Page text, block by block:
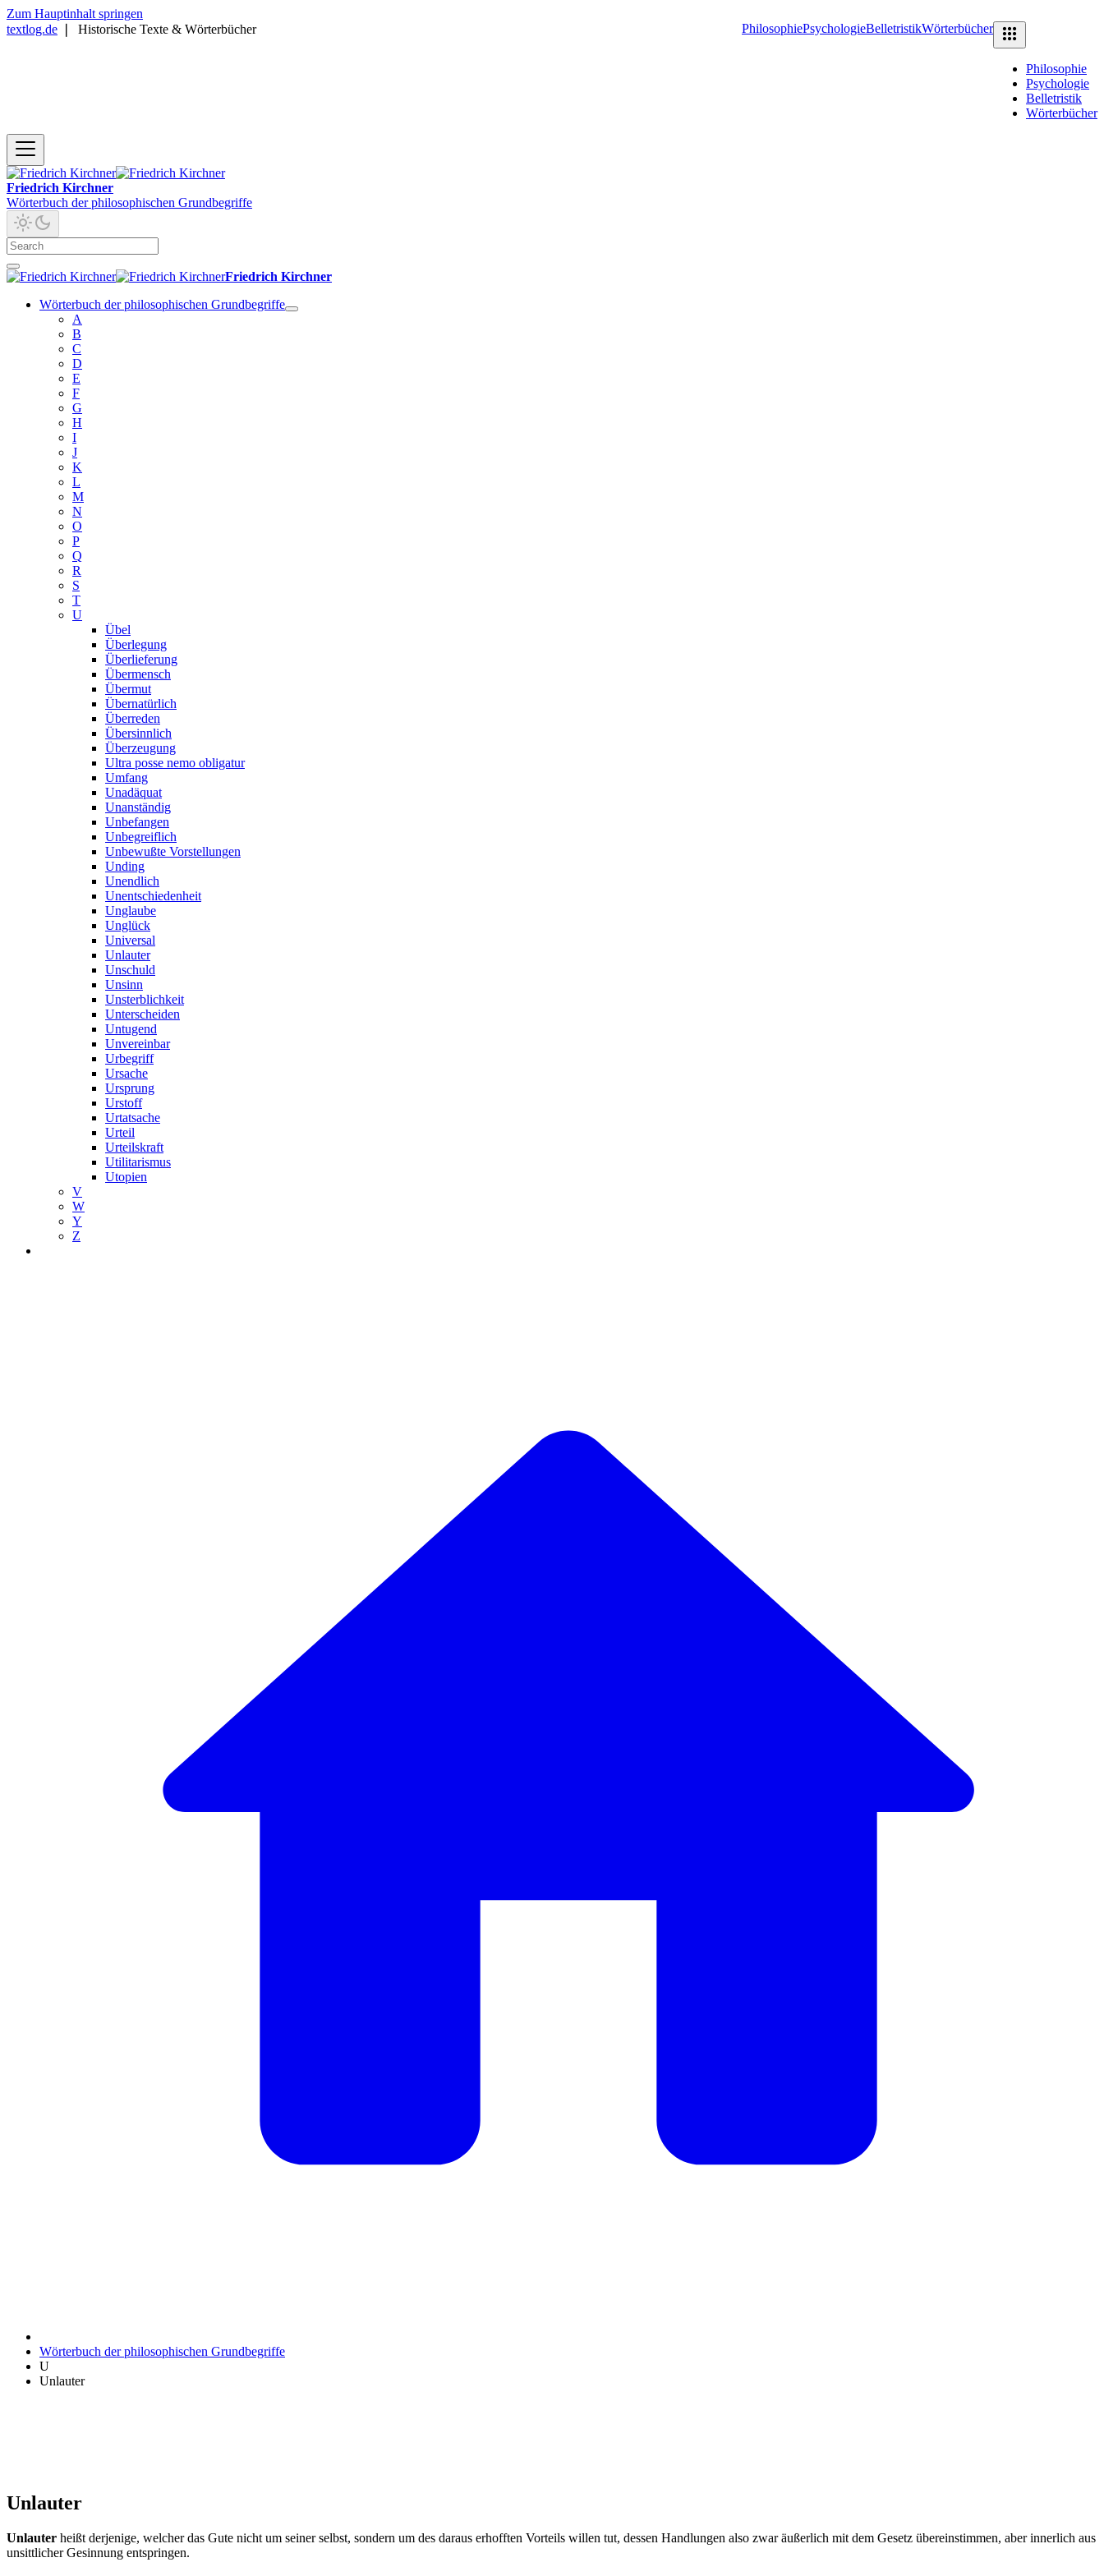
Zum Hauptinhalt springen
textlog.de
Historische Texte & Wörterbücher PhilosophiePsychologieBelletristikWörterbücher
Philosophie
Psychologie
Belletristik
Wörterbücher
Friedrich Kirchner
Wörterbuch der philosophischen Grundbegriffe
Friedrich Kirchner
Wörterbuch der philosophischen Grundbegriffe
A
B
C
D
E
F
G
H
I
J
K
L
M
N
O
P
Q
R
S
T
U
Übel
Überlegung
Überlieferung
Übermensch
Übermut
Übernatürlich
Überreden
Übersinnlich
Überzeugung
Ultra posse nemo obligatur
Umfang
Unadäquat
Unanständig
Unbefangen
Unbegreiflich
Unbewußte Vorstellungen
Unding
Unendlich
Unentschiedenheit
Unglaube
Unglück
Universal
Unlauter
Unschuld
Unsinn
Unsterblichkeit
Unterscheiden
Untugend
Unvereinbar
Urbegriff
Ursache
Ursprung
Urstoff
Urtatsache
Urteil
Urteilskraft
Utilitarismus
Utopien
V
W
Y
Z
Wörterbuch der philosophischen Grundbegriffe
U
Unlauter
Unlauter
Unlauter heißt derjenige, welcher das Gute nicht um seiner selbst, sondern um des daraus erhofften Vorteils willen tut, dessen Handlungen also zwar äußerlich mit dem Gesetz übereinstimmen, aber innerlich aus
unsittlicher Gesinnung entspringen.